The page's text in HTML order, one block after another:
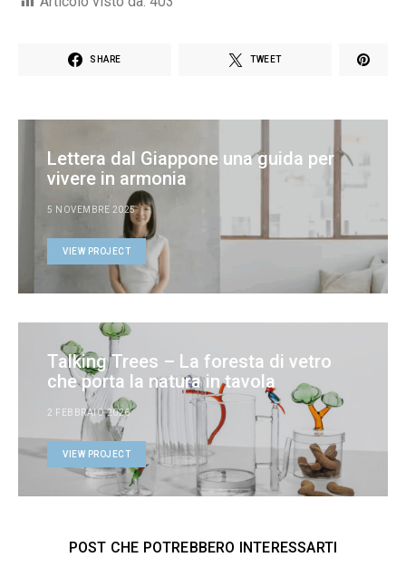
SHARE TWEET
Lettera dal Giappone una guida per
vivere in armonia
5 NOVEMBRE 2025
VIEW PROJECT
Talking Trees – La foresta di vetro
che porta la natura in tavola
2 FEBBRAIO 2026
VIEW PROJECT
POST CHE POTREBBERO INTERESSARTI